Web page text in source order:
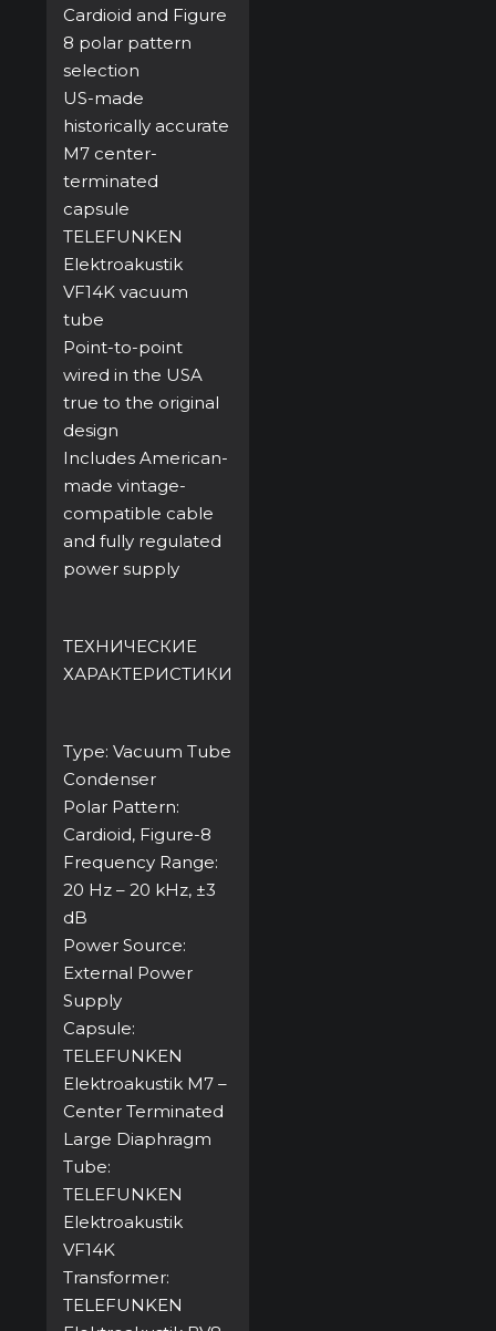
Cardioid and Figure
8 polar pattern
selection
US-made
historically accurate
M7 center-
terminated
capsule
TELEFUNKEN
Elektroakustik
VF14K vacuum
tube
Point-to-point
wired in the USA
true to the original
design
Includes American-
made vintage-
compatible cable
and fully regulated
power supply
ТЕХНИЧЕСКИЕ
ХАРАКТЕРИСТИКИ
Type: Vacuum Tube
Condenser
Polar Pattern:
Cardioid, Figure-8
Frequency Range:
20 Hz – 20 kHz, ±3
dB
Power Source:
External Power
Supply
Capsule:
TELEFUNKEN
Elektroakustik M7 –
Center Terminated
Large Diaphragm
Tube:
TELEFUNKEN
Elektroakustik
VF14K
Transformer:
TELEFUNKEN